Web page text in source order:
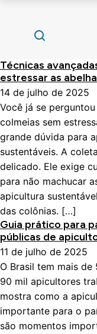
Técnicas
estressar as
14 de julho de 2025
Você já se
colmeias sem
grande dúvida para
sustentáveis. A
delicado. Ele exige
para não machucar
apicultura
das colônias. […]
Guia prático para
públicas de
11 de julho de 2025
O Brasil tem mais
90 mil apicultores
mostra como a
importante para o
são momentos